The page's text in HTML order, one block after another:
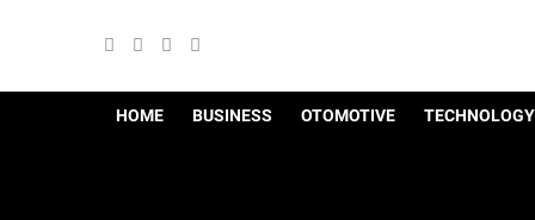
HOME BUSINESS OTOMOTIVE TECHNOLOGY